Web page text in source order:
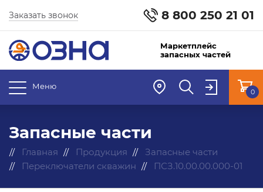
8 800 250 21 01
Заказать звонок
Маркетплейс
запасных частей
Меню
0
Запасные части
Главная Продукция
Запасные части
Переключатели скважин
ПСЗ.10.00.00.000-01